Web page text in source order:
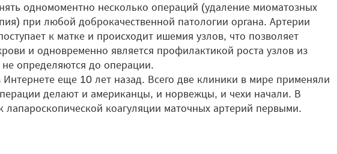
одномоментно несколько операций (удаление миоматозных
при любой доброкачественной патологии органа. Артерии
к матке и происходит ишемия узлов, что позволяет
и одновременно является профилактикой роста узлов из
определяются до операции.
еще 10 лет назад. Всего две клиники в мире применяли
делают и американцы, и норвежцы, и чехи начали. В
лапароскопической коагуляции маточных артерий первыми.